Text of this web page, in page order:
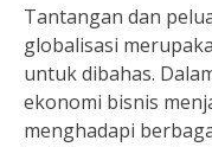
Tantangan dan
globalisasi
untuk dibahas.
ekonomi bisnis
menghadapi